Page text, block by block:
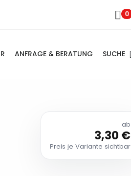
0
ANFRAGE & BERATUNG SUCHE
ab
3,30 €
Preis je Variante sichtbar